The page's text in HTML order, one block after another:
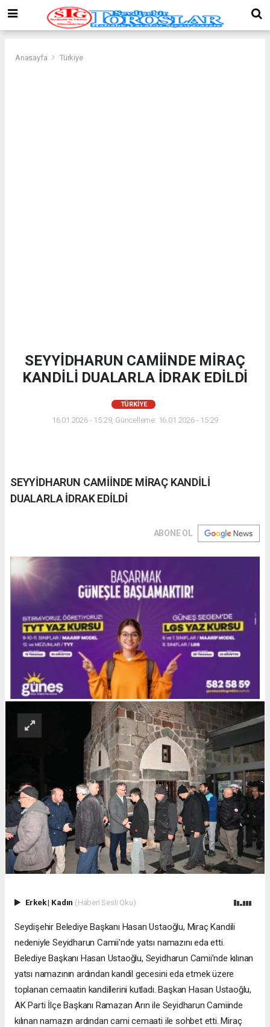
Anasayfa Türkiye
SEYYİDHARUN CAMİİNDE MİRAÇ
KANDİLİ DUALARLA İDRAK EDİLDİ
TÜRKIYE
16.01.2026 - 15:29, Güncelleme: 16.01.2026 - 15:29
SEYYİDHARUN CAMİİNDE MİRAÇ KANDİLİ
DUALARLA İDRAK EDİLDİ
ABONE OL
Erkek| Kadın (Haberi Sesli Oku)
Seydişehir Belediye Başkanı Hasan Ustaoğlu, Miraç Kandili
nedeniyle Seyidharun Camii'nde yatsı namazını eda etti.
Belediye Başkanı Hasan Ustaoğlu, Seyidharun Camii’nde kılınan
yatsı namazının ardından kandil gecesini eda etmek üzere
toplanan cemaatin kandillerini kutladı. Başkan Hasan Ustaoğlu,
AK Parti İlçe Başkanı Ramazan Arın ile Seyidharun Camiinde
kılınan namazın ardından cami cemaati ile sohbet etti. Miraç